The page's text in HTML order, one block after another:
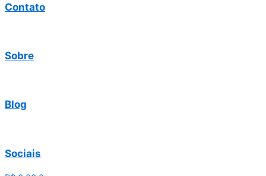
Contato
Sobre
Blog
Sociais